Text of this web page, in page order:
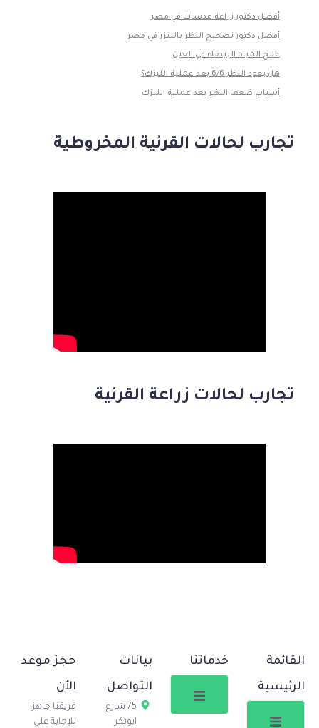
أفضل دكتور زراعة عدسات في مصر
أفضل دكتور تصحيح النظر بالليزر في مصر
علاج المياه البيضاء في العين
هل يعود النظر 6/6 بعد عملية الليزك؟
أسباب ضعف النظر بعد عملية الليزك
تجارب لحالات القرنية المخروطية
تجارب لحالات زراعة القرنية
القائمة
الرئيسية
خدماتنا
بيانات
التواصل
75 شارع
ابوبكر
حجز موعد
الأن
فريقنا جاهز
للإجابة على